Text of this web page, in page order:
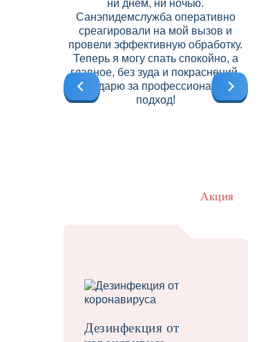
ни днем, ни ночью.
Санэпидемслужба оперативно
среагировали на мой вызов и
провели эффективную обработку.
Теперь я могу спать спокойно, а
главное, без зуда и покраснений.
Благодарю за профессиональный
подход!
Акция
Дезинфекция от